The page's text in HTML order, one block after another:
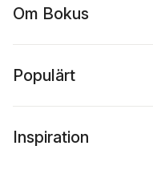
Om Bokus
Populärt
Inspiration